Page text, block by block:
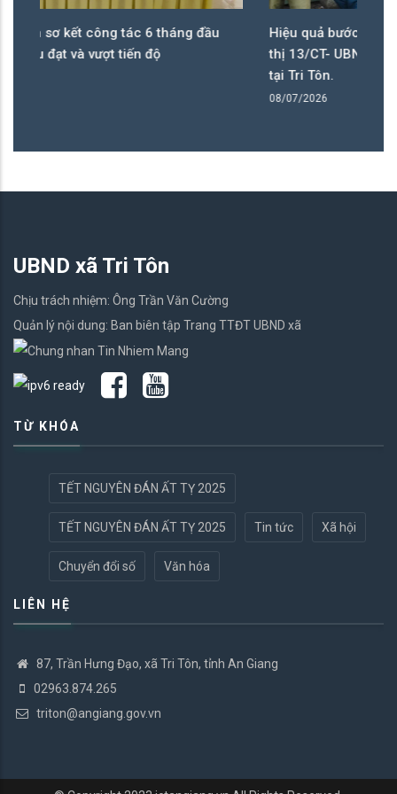
Hiệu quả bước đầu sau gần 2 tuần thực hiện Chỉ
thị 13/CT- UBND của chủ tịch UBND tỉnh An Giang
UBND xã Tri Tôn
Chịu trách nhiệm: Ông Trần Văn Cường
Quản lý nội dung: Ban biên tập Trang TTĐT UBND xã
TỪ KHÓA
TẾT NGUYÊN ĐÁN ẤT TỴ 2025
TẾT NGUYÊN ĐÁN ẤT TỴ 2025 Tin tức Xã hội
Chuyển đổi số Văn hóa
LIÊN HỆ
87, Trần Hưng Đạo, xã Tri Tôn, tỉnh An Giang
02963.874.265
triton@angiang.gov.vn